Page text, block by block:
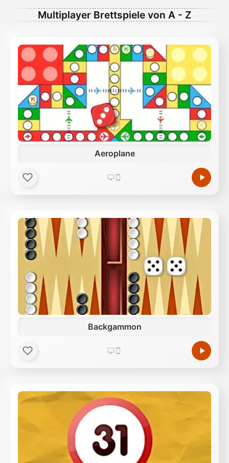
Multiplayer Brettspiele von A - Z
Aeroplane
Backgammon